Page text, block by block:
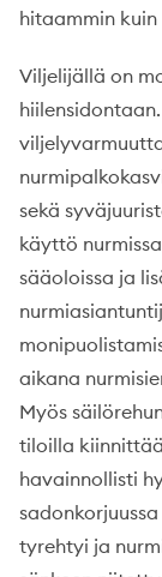
hitaammin
Viljelijällä on
sekä
käyttö
sääoloissa ja
aikana
Myös
tiloilla
havainnollisti
tyrehtyi ja